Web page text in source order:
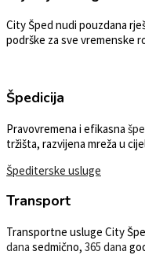
City Šped nudi pouzdana
podrške za sve vremenske
Špedicija
Pravovremena i efikasna
tržišta, razvijena mreža u
Špediterske usluge
Transport
Transportne usluge City
dana sedmično, 365 dana